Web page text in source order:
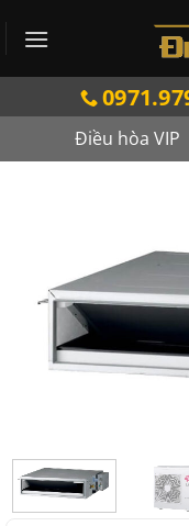
qua
Điều hòa VIP